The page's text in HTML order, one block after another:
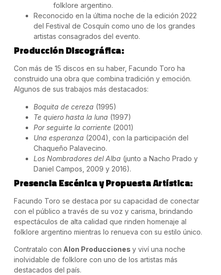
folklore argentino.
Reconocido en la última noche de la edición 2022
del Festival de Cosquín como uno de los grandes
artistas consagrados del evento.
Producción Discográfica:
Con más de 15 discos en su haber, Facundo Toro ha
construido una obra que combina tradición y emoción.
Algunos de sus trabajos más destacados:
Boquita de cereza (1995)
Te quiero hasta la luna (1997)
Por seguirte la corriente (2001)
Una esperanza (2004), con la participación del
Chaqueño Palavecino.
Los Nombradores del Alba (junto a Nacho Prado y
Daniel Campos, 2009 y 2016).
Presencia Escénica y Propuesta Artística:
Facundo Toro se destaca por su capacidad de conectar
con el público a través de su voz y carisma, brindando
espectáculos de alta calidad que rinden homenaje al
folklore argentino mientras lo renueva con su estilo único.
Contratalo con Alon Produccionesy viví una noche
inolvidable de folklore con uno de los artistas más
destacados del país.